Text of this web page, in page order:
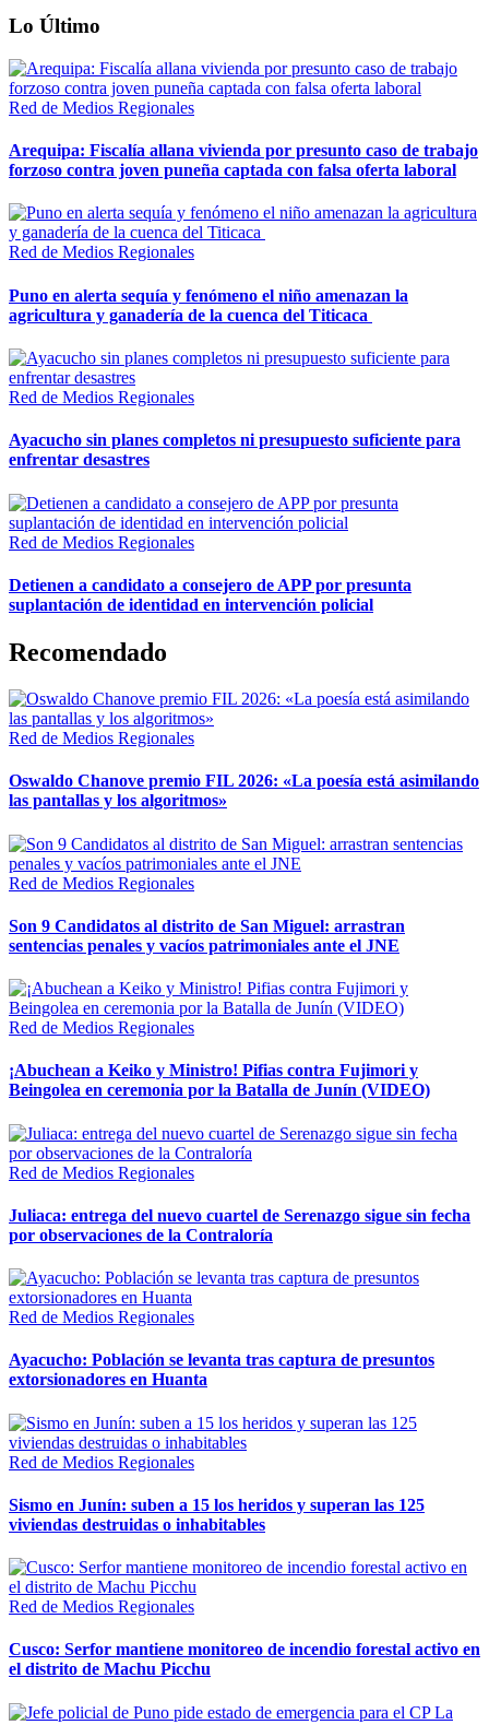
Lo Último
Red de Medios Regionales
Arequipa: Fiscalía allana vivienda por presunto caso de trabajo
forzoso contra joven puneña captada con falsa oferta laboral
Red de Medios Regionales
Puno en alerta sequía y fenómeno el niño amenazan la
agricultura y ganadería de la cuenca del Titicaca
Red de Medios Regionales
Ayacucho sin planes completos ni presupuesto suficiente para
enfrentar desastres
Red de Medios Regionales
Detienen a candidato a consejero de APP por presunta
suplantación de identidad en intervención policial
Recomendado
Red de Medios Regionales
Oswaldo Chanove premio FIL 2026: «La poesía está asimilando
las pantallas y los algoritmos»
Red de Medios Regionales
Son 9 Candidatos al distrito de San Miguel: arrastran
sentencias penales y vacíos patrimoniales ante el JNE
Red de Medios Regionales
¡Abuchean a Keiko y Ministro! Pifias contra Fujimori y
Beingolea en ceremonia por la Batalla de Junín (VIDEO)
Red de Medios Regionales
Juliaca: entrega del nuevo cuartel de Serenazgo sigue sin fecha
por observaciones de la Contraloría
Red de Medios Regionales
Ayacucho: Población se levanta tras captura de presuntos
extorsionadores en Huanta
Red de Medios Regionales
Sismo en Junín: suben a 15 los heridos y superan las 125
viviendas destruidas o inhabitables
Red de Medios Regionales
Cusco: Serfor mantiene monitoreo de incendio forestal activo en
el distrito de Machu Picchu